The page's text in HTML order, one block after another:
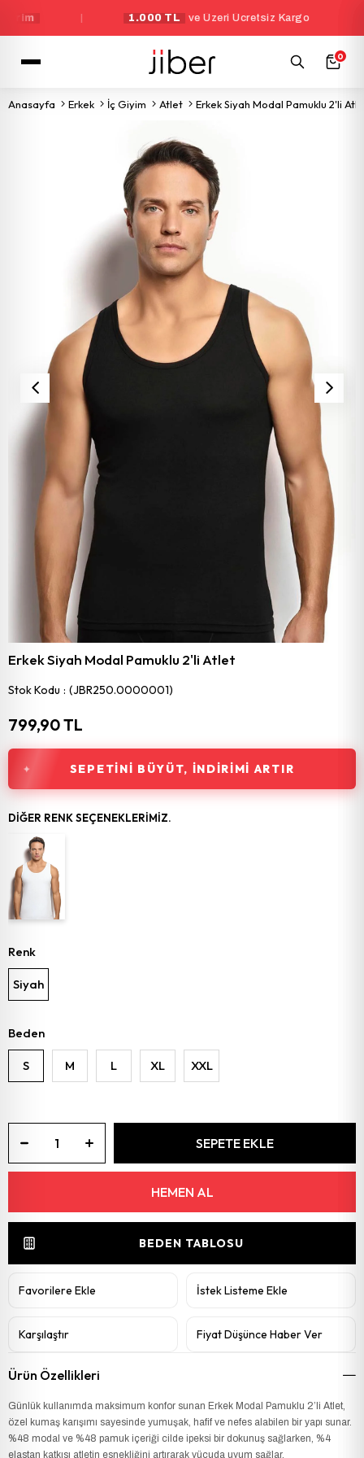
1.000 TL ve Üzeri Ücretsiz Kargo
0
Anasayfa Erkek İç Giyim Atlet Erkek Siyah Modal Pamuklu 2'li
Erkek Siyah Modal Pamuklu 2'li Atlet
Stok Kodu (JBR250.0000001)
799,90 TL
SEPETINI BÜYÜT, İNDIRIMI ARTIR
DIĞER RENK SEÇENEKLERIMIZ.
Renk
Siyah
Beden
S M L XL XXL
BEDEN TABLOSU
Favorilere Ekle İstek Listeme Ekle
Karşılaştır Fiyat Düşünce Haber Ver
Ürün Özellikleri
Günlük kullanımda maksimum konfor sunan Erkek Modal Pamuklu 2’li Atlet,
özel kumaş karışımı sayesinde yumuşak, hafif ve nefes alabilen bir yapı sunar.
%48 modal ve %48 pamuk içeriği cilde ipeksi bir dokunuş sağlarken, %4
elastan katkısı atletin esnekliğini artırarak vücuda uyum sağlar.